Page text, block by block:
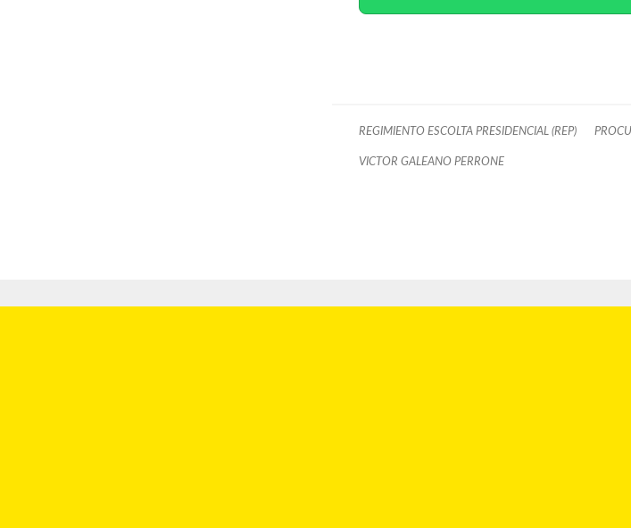
REGIMIENTO ESCOLTA PRESIDENCIAL (REP)
VICTOR GALEANO PERRONE